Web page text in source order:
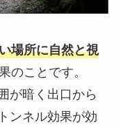
場所に自然と視
のことです。
が暗く出口から
ンネル効果が効